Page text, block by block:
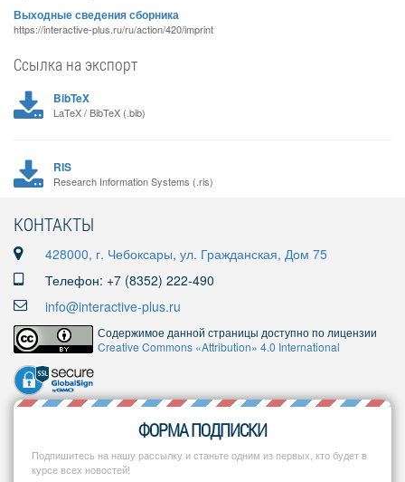
Выходные сведения сборника
https://interactive-plus.ru/ru/action/420/imprint
Ссылка на экспорт
BibTeX
LaTeX / BibTeX (.bib)
RIS
Research Information Systems (.ris)
КОНТАКТЫ
428000, г. Чебоксары, ул. Гражданская, Дом 75
Телефон: +7 (8352) 222-490
info@interactive-plus.ru
Содержимое данной страницы доступно по лицензии
Creative Commons «Attribution» 4.0 International
ФОРМА ПОДПИСКИ
Подпишитесь на нашу рассылку и станьте одним из первых, кто будет в
курсе всех новостей!